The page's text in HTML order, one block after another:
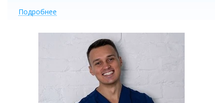
Подробнее